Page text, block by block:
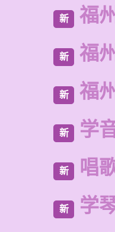
新 福
新 福
新 福
新 学
新 唱
新 学